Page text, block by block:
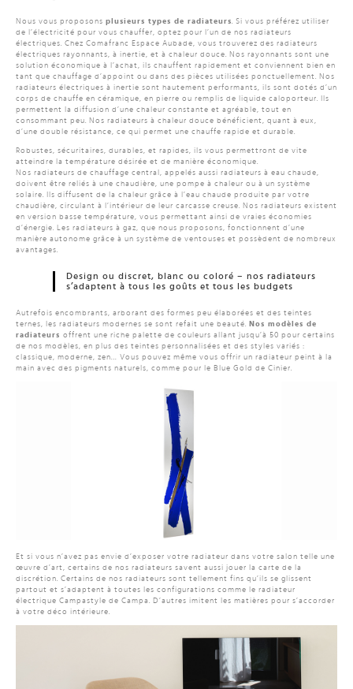
Nous vous proposons plusieurs types de radiateurs . Si vous préférez utiliser
de l’électricité pour vous chauffer, optez pour l’un de nos radiateurs
électriques. Chez Comafranc Espace Aubade, vous trouverez des radiateurs
électriques rayonnants, à inertie, et à chaleur douce. Nos rayonnants sont une
solution économique à l’achat, ils chauffent rapidement et conviennent bien en
tant que chauffage d’appoint ou dans des pièces utilisées ponctuellement. Nos
radiateurs électriques à inertie sont hautement performants, ils sont dotés d’un
corps de chauffe en céramique, en pierre ou remplis de liquide caloporteur. Ils
permettent la diffusion d’une chaleur constante et agréable, tout en
consommant peu. Nos radiateurs à chaleur douce bénéficient, quant à eux,
d’une double résistance, ce qui permet une chauffe rapide et durable.
Robustes, sécuritaires, durables, et rapides, ils vous permettront de vite
atteindre la température désirée et de manière économique.
Nos radiateurs de chauffage central, appelés aussi radiateurs à eau chaude,
doivent être reliés à une chaudière, une pompe à chaleur ou à un système
solaire. Ils diffusent de la chaleur grâce à l’eau chaude produite par votre
chaudière, circulant à l’intérieur de leur carcasse creuse. Nos radiateurs existent
en version basse température, vous permettant ainsi de vraies économies
d’énergie. Les radiateurs à gaz, que nous proposons, fonctionnent d’une
manière autonome grâce à un système de ventouses et possèdent de nombreux
avantages.
Design ou discret, blanc ou coloré – nos radiateurs
s’adaptent à tous les goûts et tous les budgets
Autrefois encombrants, arborant des formes peu élaborées et des teintes
ternes, les radiateurs modernes se sont refait une beauté.
Nos modèles de
radiateurs offrent une riche palette de couleurs allant jusqu’à 50 pour certains
de nos modèles, en plus des teintes personnalisées et des styles variés :
classique, moderne, zen… Vous pouvez même vous offrir un radiateur peint à la
main avec des pigments naturels, comme pour le Blue Gold de Cinier.
Et si vous n’avez pas envie d’exposer votre radiateur dans votre salon telle une
œuvre d’art, certains de nos radiateurs savent aussi jouer la carte de la
discrétion. Certains de nos radiateurs sont tellement fins qu’ils se glissent
partout et s’adaptent à toutes les configurations comme le radiateur
électrique Campastyle de Campa. D’autres imitent les matières pour s’accorder
à votre déco intérieure.